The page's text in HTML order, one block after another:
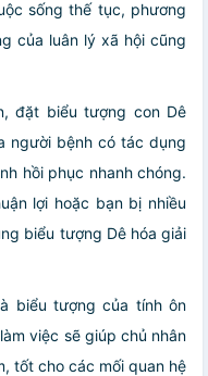
sống thế tục, phương
của luân lý xã hội cũng
đặt biểu tượng con Dê
người bệnh có tác dụng
hồi phục nhanh chóng.
lợi hoặc bạn bị nhiều
biểu tượng Dê hóa giải
biểu tượng của tính ôn
việc sẽ giúp chủ nhân
tốt cho các mối quan hệ